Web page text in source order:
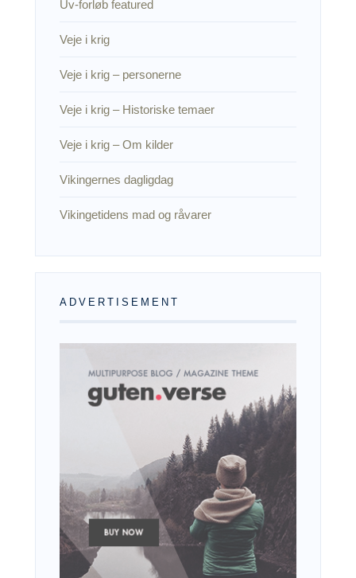
Uv-forløb featured
Veje i krig
Veje i krig – personerne
Veje i krig – Historiske temaer
Veje i krig – Om kilder
Vikingernes dagligdag
Vikingetidens mad og råvarer
ADVERTISEMENT